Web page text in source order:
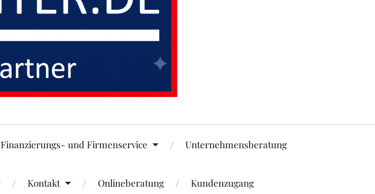
Finanzierungs- und Firmenservice Unternehmensberatung
Kontakt Onlineberatung Kundenzugang